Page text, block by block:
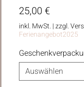
25,00 €Preis
inkl. MwSt. |zzgl.
Ferienangebot2025
Auswählen